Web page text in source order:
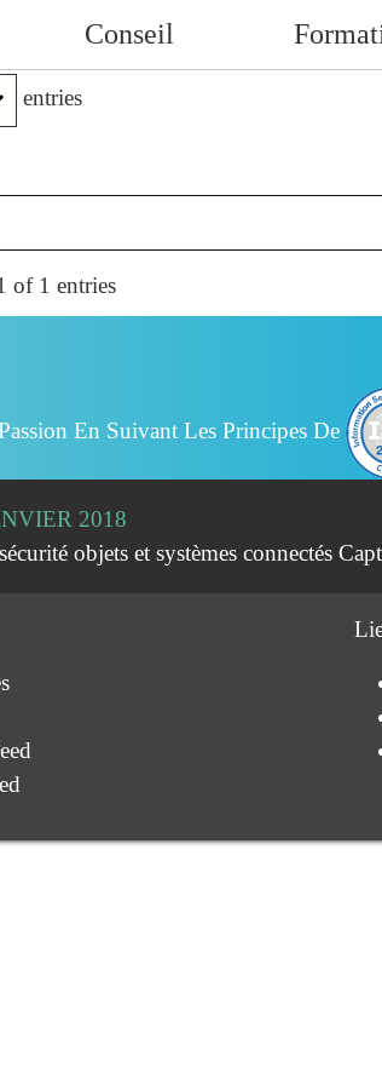
Conseil
entries
of 1 entries
En Suivant Les Principes De
2018
objets et systèmes connectés